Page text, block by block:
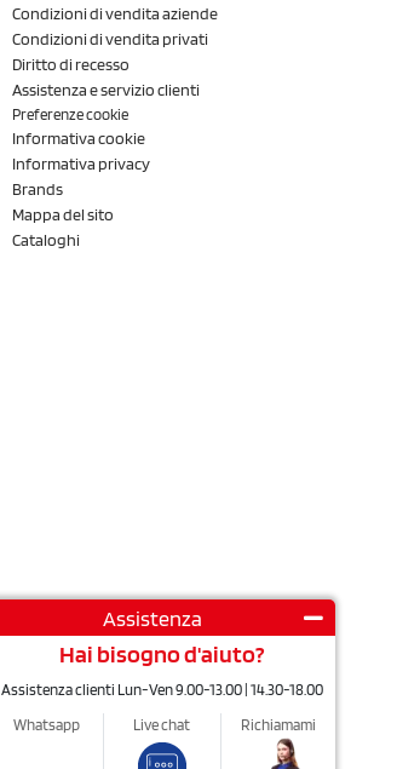
Condizioni di vendita aziende
Condizioni di vendita privati
Diritto di recesso
Assistenza e servizio clienti
Preferenze cookie
Informativa cookie
Informativa privacy
Brands
Mappa del sito
Cataloghi
Assistenza
Hai bisogno d'aiuto?
Assistenza clienti Lun-Ven 9.00-13.00 | 14.30-18.00
Whatsapp
Live chat Richiamami